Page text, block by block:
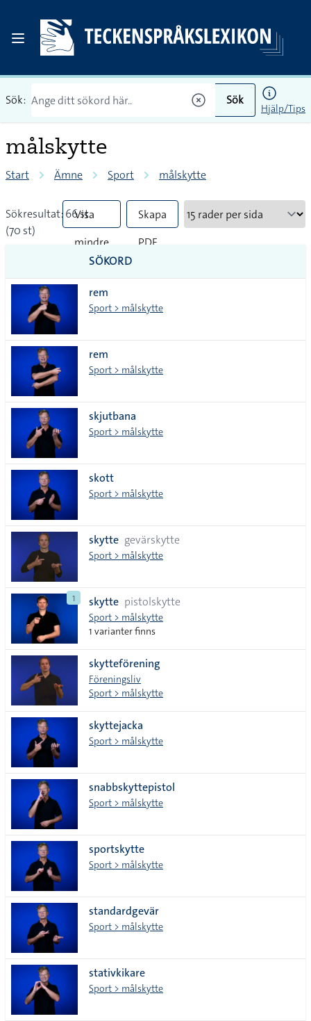
Sök: Sök
Hjälp/Tips
målskytte
Start Ämne Sport målskytte
Sökresultat: 66 st
(70 st)
Visa
mindre
tecken
Skapa
PDF
SÖKORD
rem
Sport > målskytte
rem
Sport > målskytte
skjutbana
Sport > målskytte
skott
Sport > målskytte
skytte gevärskytte
Sport > målskytte
1 skytte pistolskytte
Sport > målskytte
1 varianter finns
skytteförening
Föreningsliv
Sport > målskytte
skyttejacka
Sport > målskytte
snabbskyttepistol
Sport > målskytte
sportskytte
Sport > målskytte
standardgevär
Sport > målskytte
stativkikare
Sport > målskytte